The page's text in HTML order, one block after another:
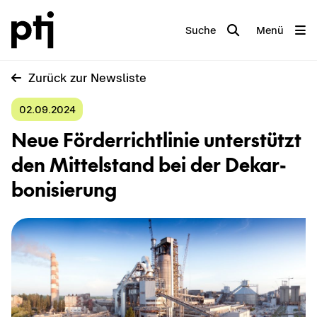
Suche Menü
Zu­rück zur News­lis­te
02.09.2024
Neue För­der­richt­li­nie un­ter­stützt
den Mit­tel­stand bei der De­kar­
bo­ni­sie­rung